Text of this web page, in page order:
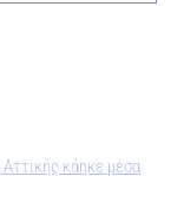
κάηκε μέσα